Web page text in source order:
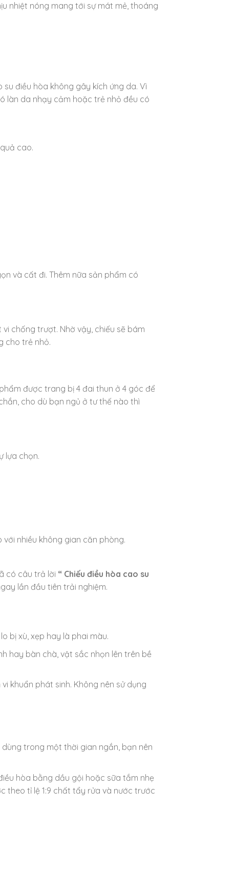
nhiệt nóng mang tới sự mát mẻ, thoáng
điều hòa không gây kích ứng da. Vì
làn da nhạy cảm hoặc trẻ nhỏ đều có
cao.
và cất đi. Thêm nữa sản phẩm có
chống trượt. Nhờ vậy, chiếu sẽ bám
cho trẻ nhỏ.
được trang bị 4 đai thun ở 4 góc để
cho dù bạn ngủ ở tư thế nào thì
lựa chọn.
nhiều không gian căn phòng.
có câu trả lời “ Chiếu điều hòa cao su
lần đầu tiên trải nghiệm.
bị xù, xẹp hay là phai màu.
hay bàn chà, vật sắc nhọn lên trên bề
khuẩn phát sinh. Không nên sử dụng
trong một thời gian ngắn, bạn nên
hòa bằng dầu gội hoặc sữa tắm nhẹ
theo tỉ lệ 1:9 chất tẩy rửa và nước trước